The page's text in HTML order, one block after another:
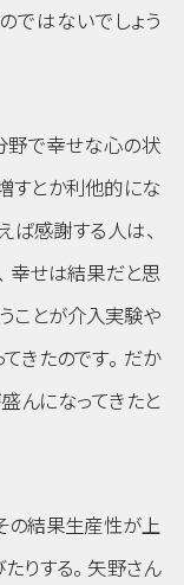
ではないでしょう
野で幸せな心の状
すとか利他的にな
ば感謝する人は、
幸せは結果だと思
ことが介入実験や
きたのです。 だか
んになってきたと
の結果生産性が上
りする。 矢野さん